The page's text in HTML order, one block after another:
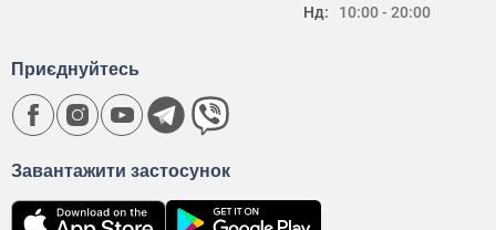
Нд:
10:00 - 20:00
Завантажити застосунок
Приєднуйтесь